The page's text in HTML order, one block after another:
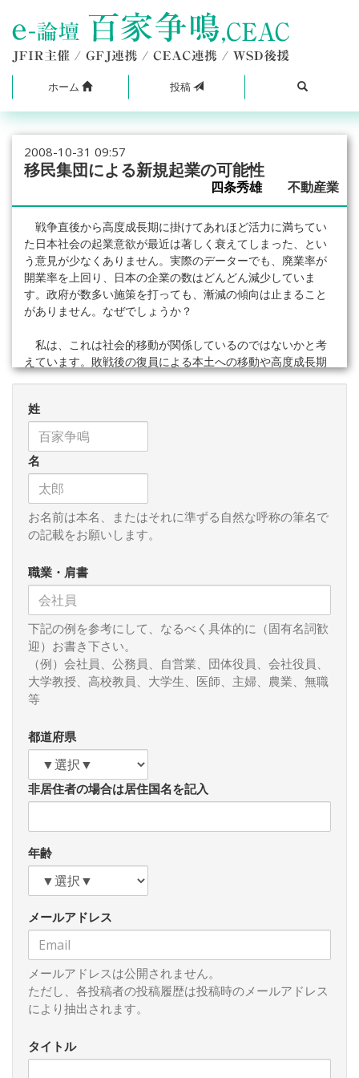
ホーム 投稿
2008-10-31 09:57
移民集団による新規起業の可能性
四条秀雄 不動産業
戦争直後から高度成長期に掛けてあれほど活力に満ちてい
た日本社会の起業意欲が最近は著しく衰えてしまった、とい
う意見が少なくありません。実際のデーターでも、廃業率が
開業率を上回り、日本の企業の数はどんどん減少していま
す。政府が数多い施策を打っても、漸減の傾向は止まること
がありません。なぜでしょうか？
私は、これは社会的移動が関係しているのではないかと考
えています。敗戦後の復員による本土への移動や高度成長期
す。従って、大きな経済的現象としての社会的移動が終わっ
た日本では、もはや起業の増加は難しいのではないか、とい
うのが私の予想です。しかし、起業の熱気なしには、新規投
資はもちろん、現行経済規模の維持も難しいものとなってし
まいます。では、どうしたらいいのでしょうか？私は、非常
に小規模な社会的移動ですが、移民による移動に活力を求め
るしかないと考えます。
によるものが多いと言われています。だとすれば、６０～１
００万程度の移民集団は、結構な規模の新興企業を創出して
いるのだと認識されます。そして、おそらくその中核にある
人たちは、１世ではなく、２～３世だろうと思われます。現
在２０万～６０万程度の移民集団である中国系、ブラジル
系、フィリピン系などの移民集団がそれぞれ２世を社会に送
り出す頃には、再び小規模な起業の波が起こるのではないか
と期待されます。日本社会としては、起業にあたって必須の
会計や資金調達に関する知識をこの人たちの間に普及させる
でも増加させるような施策が求められていると思います。
姓
名
お名前は本名、またはそれに準ずる自然な呼称の筆名で
の記載をお願いします。
職業・肩書
下記の例を参考にして、なるべく具体的に（固有名詞歓
迎）お書き下さい。
（例）会社員、公務員、自営業、団体役員、会社役員、
大学教授、高校教員、大学生、医師、主婦、農業、無職
等
都道府県
非居住者の場合は居住国名を記入
年齢
メールアドレス
メールアドレスは公開されません。
ただし、各投稿者の投稿履歴は投稿時のメールアドレス
により抽出されます。
タイトル